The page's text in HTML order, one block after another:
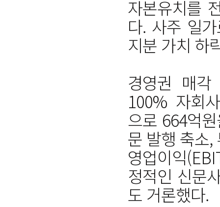
자본유치를
다. 사주 일
지분 가치 하
경영권 매
100% 자회
으로 664억
문 발행 축소,
영업이익
정적인 신문
도 거론했다.